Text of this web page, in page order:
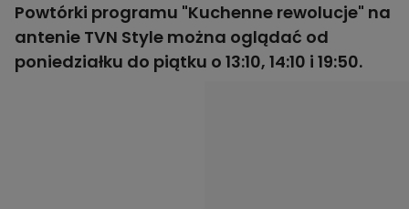
Powtórki programu "Kuchenne rewolucje" na
antenie TVN Style można oglądać od
poniedziałku do piątku o 13:10, 14:10 i 19:50.